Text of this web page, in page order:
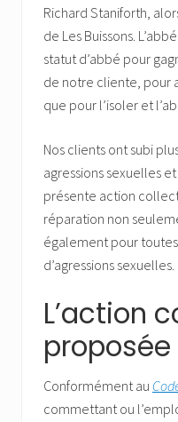
Richard Staniforth,
de Les Buissons.
statut d’abbé pour
de notre cliente, pour
que pour l’isoler et
Nos clients ont subi
agressions sexuelles
présente action
réparation non
également pour
d’agressions sexuelles.
L’action
proposée
Conformément au
commettant ou